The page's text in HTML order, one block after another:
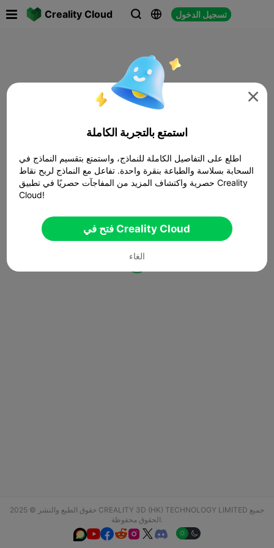
Creality Cloud   تسجيل الدخول
حقوق الطبع والنشر © 2025 CREALITY 3D (HK) TECHNOLOGY LIMITED جميع
الحقوق محفوظة.
  

استمتع بالتجربة الكاملة
اطلع على التفاصيل الكاملة للنماذج، واستمتع بتقسيم النماذج في
السحابة بسلاسة والطباعة بنقرة واحدة. تفاعل مع النماذج لربح نقاط
حصرية واكتشاف المزيد من المفاجآت حصريًا في تطبيق Creality
Cloud!
فتح في Creality Cloud
الغاء